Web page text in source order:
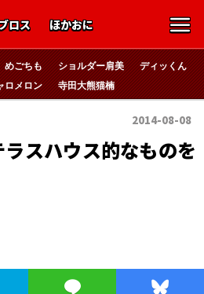
ロス ほかおに
めごちも ショルダー肩美
ディッくん
ロメロン 寺田大熊猫楠
2014-08-08
ラスハウス的なものを